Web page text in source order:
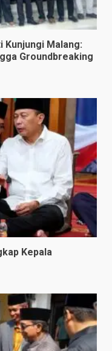
Kunjungi Malang:
Groundbreaking
Kepala